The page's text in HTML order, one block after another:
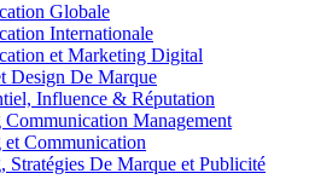
Globale
Internationale
et Marketing Digital
Design De Marque
Influence & Réputation
Management
Communication
Stratégies De Marque et Publicité